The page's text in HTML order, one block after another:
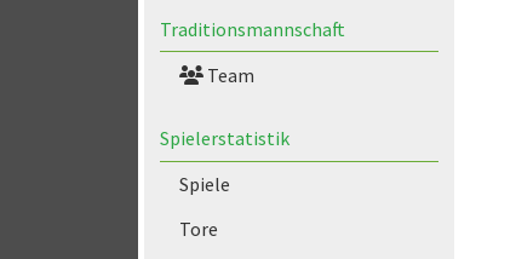
Traditionsmannschaft
Team
Spielerstatistik
Spiele
Tore